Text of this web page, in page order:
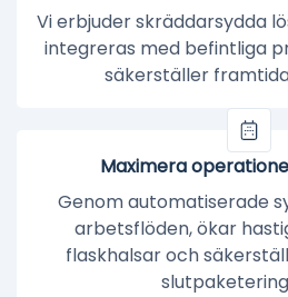
Vi erbjuder skräddarsydda
integreras med befintliga
säkerställer
Maximera
Genom automatiserade
arbetsflöden, ökar
flaskhalsar och